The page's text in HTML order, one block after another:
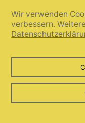
ihren
Claudia
Familien.
(Buchtitel
Wir verwenden
verbessern.